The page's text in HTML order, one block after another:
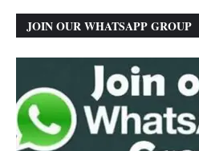
JOIN OUR WHATSAPP GROUP